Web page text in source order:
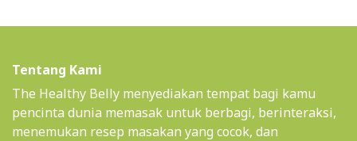
Tentang Kami
The Healthy Belly menyediakan tempat bagi kamu
pencinta dunia memasak untuk berbagi, berinteraksi,
menemukan resep masakan yang cocok, dan